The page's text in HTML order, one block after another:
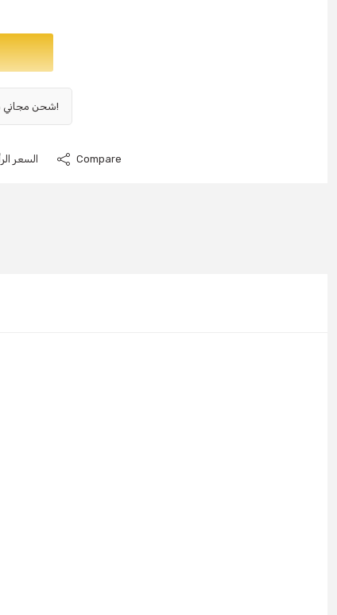
شحن مجاني مقابل 1000 ليرة تركية وما فوق!
السعر Compare